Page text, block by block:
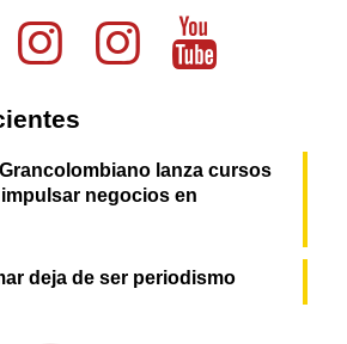
lanza cursos
negocios en
deja de ser periodismo